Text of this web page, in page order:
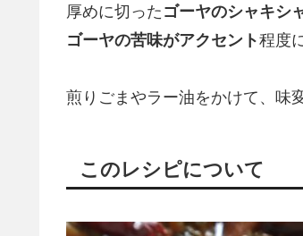
厚めに切った ゴーヤのシャキシ
ゴーヤの苦味がアクセント程度
煎りごまやラー油をかけて、味
このレシピについて